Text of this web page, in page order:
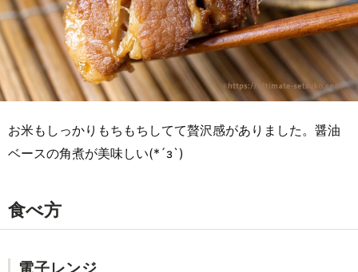
お米もしっかりもちもちしてて贅沢感がありました。醤油
ベースの角煮が美味しい(*´з`)
食べ方